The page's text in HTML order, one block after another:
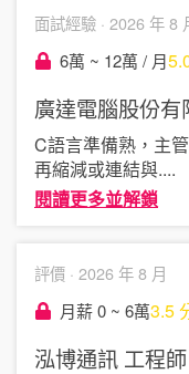
面試經驗 · 2026 年 8
6萬 ~ 12萬 / 月
廣達電腦股份有
C語言準備熟，主
再縮減或連結與....
閱讀更多並解鎖
評價 · 2026 年 8 月
月薪 0 ~ 6萬3.5
泓博通訊 工程師